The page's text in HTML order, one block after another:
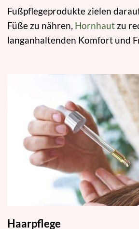
Fußpflegeprodukte zielen
Füße zu nähren, Hornhaut zu
langanhaltenden Komfort und
Haarpflege